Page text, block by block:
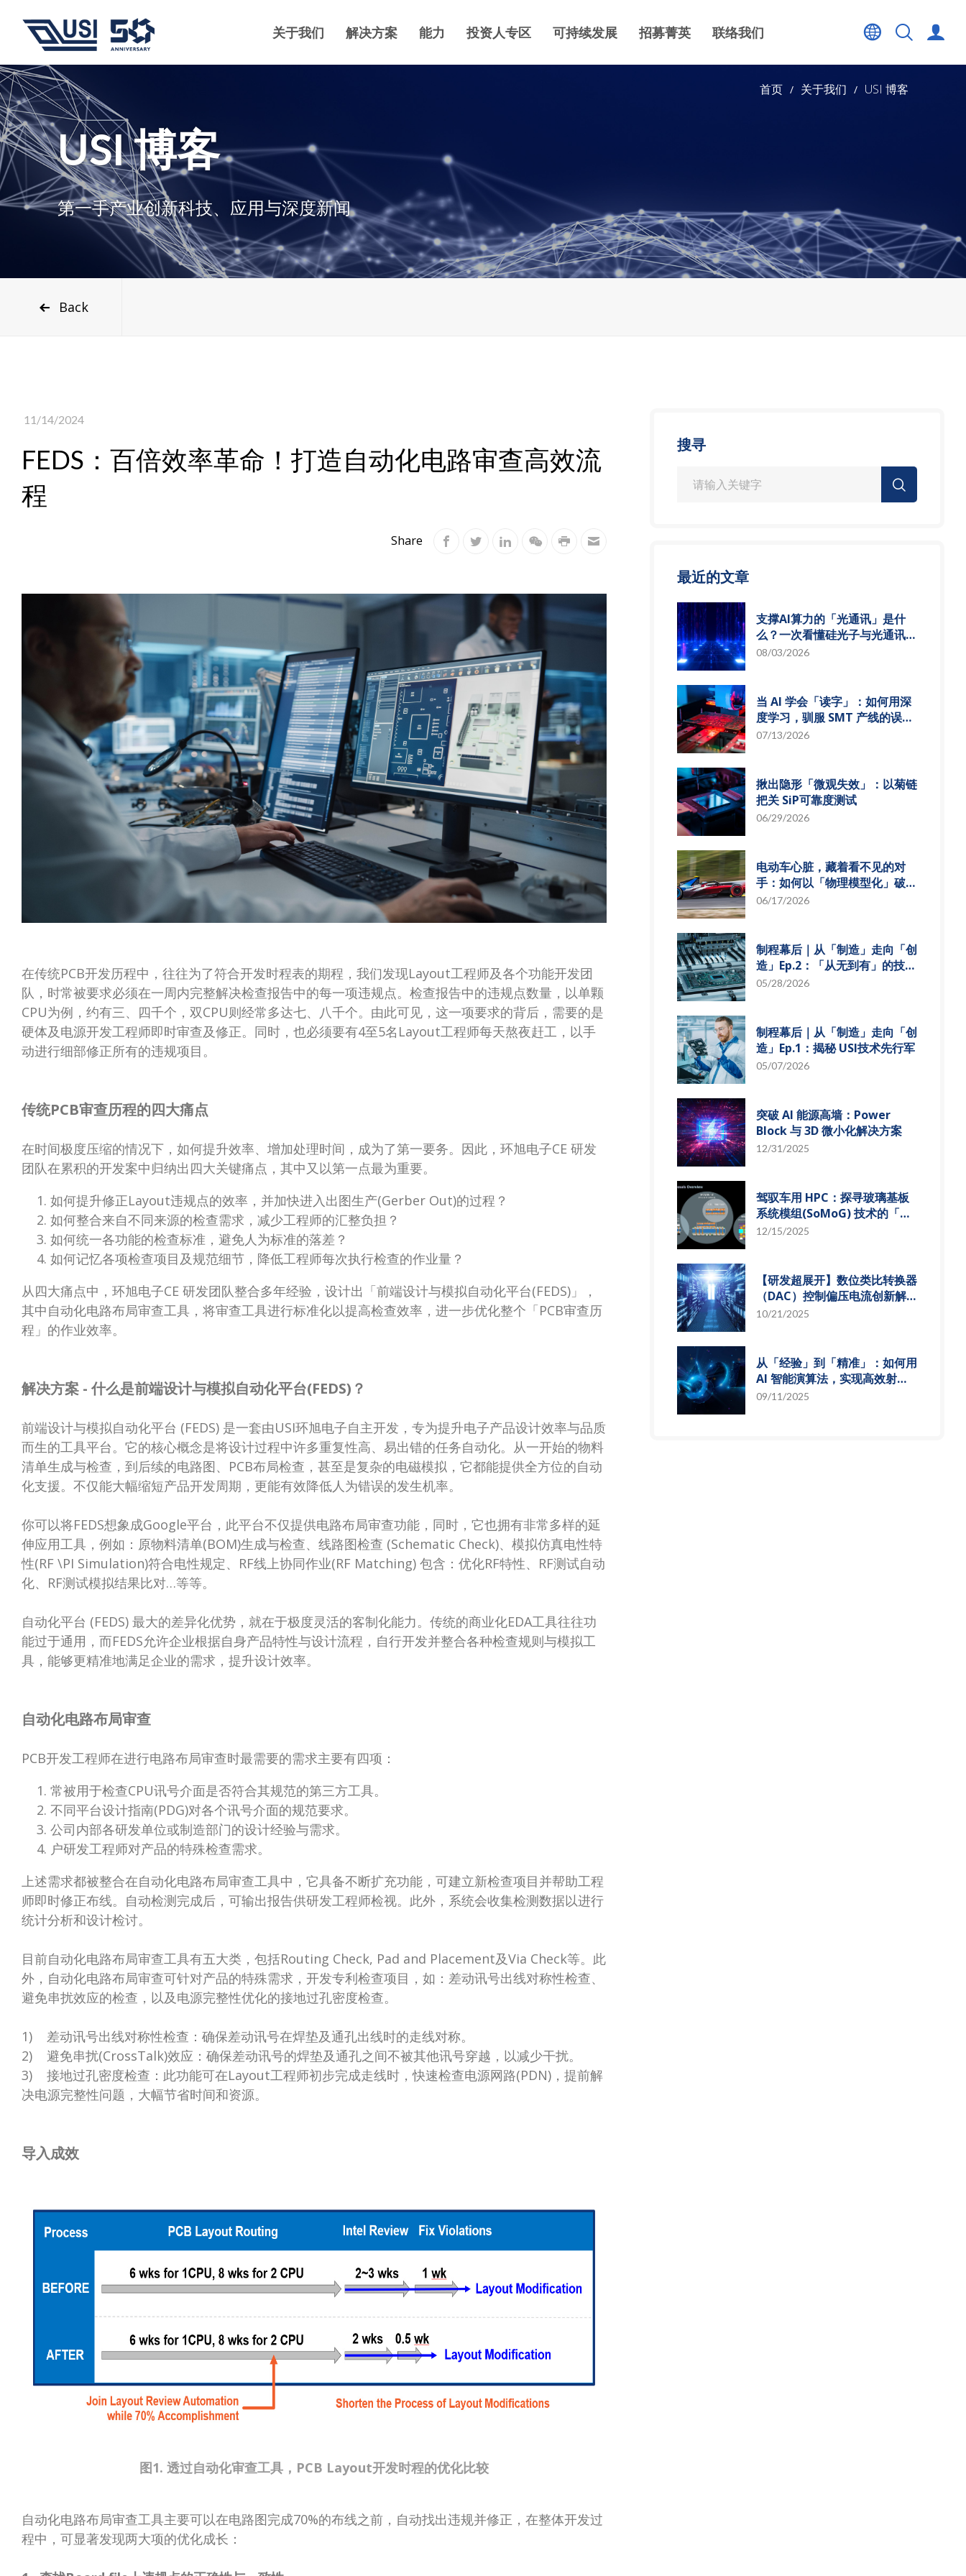
关于我们 解决方案 能力 投资人专区 可持续发展 招募菁英 联络我们
首页 关于我们 USI 博客
USI 博客
第一手产业创新科技、应用与深度新闻
Back
11/14/2024
FEDS：百倍效率革命！打造自动化电路审查高效流
程
Share
在传统PCB开发历程中，往往为了符合开发时程表的期程，我们发现Layout工程师及各个功能开发团
队，时常被要求必须在一周内完整解决检查报告中的每一项违规点。检查报告中的违规点数量，以单颗
CPU为例，约有三、四千个，双CPU则经常多达七、八千个。由此可见，这一项要求的背后，需要的是
硬体及电源开发工程师即时审查及修正。同时，也必须要有4至5名Layout工程师每天熬夜赶工，以手
动进行细部修正所有的违规项目。
传统PCB审查历程的四大痛点
在时间极度压缩的情况下，如何提升效率、增加处理时间，成为了第一要务。因此，环旭电子CE 研发
团队在累积的开发案中归纳出四大关键痛点，其中又以第一点最为重要。
如何提升修正Layout违规点的效率，并加快进入出图生产(Gerber Out)的过程？
如何整合来自不同来源的检查需求，减少工程师的汇整负担？
如何统一各功能的检查标准，避免人为标准的落差？
如何记忆各项检查项目及规范细节，降低工程师每次执行检查的作业量？
从四大痛点中，环旭电子CE 研发团队整合多年经验，设计出「前端设计与模拟自动化平台(FEDS)」，
其中自动化电路布局审查工具，将审查工具进行标准化以提高检查效率，进一步优化整个「PCB审查历
程」的作业效率。
解决方案 - 什么是前端设计与模拟自动化平台(FEDS)？
前端设计与模拟自动化平台 (FEDS) 是一套由USI环旭电子自主开发，专为提升电子产品设计效率与品质
而生的工具平台。它的核心概念是将设计过程中许多重复性高、易出错的任务自动化。从一开始的物料
清单生成与检查，到后续的电路图、PCB布局检查，甚至是复杂的电磁模拟，它都能提供全方位的自动
化支援。不仅能大幅缩短产品开发周期，更能有效降低人为错误的发生机率。
你可以将FEDS想象成Google平台，此平台不仅提供电路布局审查功能，同时，它也拥有非常多样的延
伸应用工具，例如：原物料清单(BOM)生成与检查、线路图检查 (Schematic Check)、模拟仿真电性特
性(RF \PI Simulation)符合电性规定、RF线上协同作业(RF Matching) 包含：优化RF特性、RF测试自动
化、RF测试模拟结果比对…等等。
自动化平台 (FEDS) 最大的差异化优势，就在于极度灵活的客制化能力。传统的商业化EDA工具往往功
能过于通用，而FEDS允许企业根据自身产品特性与设计流程，自行开发并整合各种检查规则与模拟工
具，能够更精准地满足企业的需求，提升设计效率。
自动化电路布局审查
PCB开发工程师在进行电路布局审查时最需要的需求主要有四项：
常被用于检查CPU讯号介面是否符合其规范的第三方工具。
不同平台设计指南(PDG)对各个讯号介面的规范要求。
公司内部各研发单位或制造部门的设计经验与需求。
户研发工程师对产品的特殊检查需求。
上述需求都被整合在自动化电路布局审查工具中，它具备不断扩充功能，可建立新检查项目并帮助工程
师即时修正布线。自动检测完成后，可输出报告供研发工程师检视。此外，系统会收集检测数据以进行
统计分析和设计检讨。
目前自动化电路布局审查工具有五大类，包括Routing Check, Pad and Placement及Via Check等。此
外，自动化电路布局审查可针对产品的特殊需求，开发专利检查项目，如：差动讯号出线对称性检查、
避免串扰效应的检查，以及电源完整性优化的接地过孔密度检查。
1) 差动讯号出线对称性检查：确保差动讯号在焊垫及通孔出线时的走线对称。
2) 避免串扰(CrossTalk)效应：确保差动讯号的焊垫及通孔之间不被其他讯号穿越，以减少干扰。
3) 接地过孔密度检查：此功能可在Layout工程师初步完成走线时，快速检查电源网路(PDN)，提前解
决电源完整性问题，大幅节省时间和资源。
导入成效
图1. 透过自动化审查工具，PCB Layout开发时程的优化比较
自动化电路布局审查工具主要可以在电路图完成70%的布线之前，自动找出违规并修正，在整体开发过
程中，可显著发现两大项的优化成长：
搜寻
最近的文章
支撑AI算力的「光通讯」是什
么？一次看懂硅光子与光通讯模
组发展趋势
08/03/2026
当 AI 学会「读字」：如何用深
度学习，驯服 SMT 产线的误报
风暴
07/13/2026
揪出隐形「微观失效」：以菊链
把关 SiP可靠度测试
06/29/2026
电动车心脏，藏着看不见的对
手：如何以「物理模型化」破解
损耗难题？
06/17/2026
制程幕后｜从「制造」走向「创
造」Ep.2：「从无到有」的技术
革新
05/28/2026
制程幕后｜从「制造」走向「创
造」Ep.1：揭秘 USI技术先行军
05/07/2026
突破 AI 能源高墙：Power
Block 与 3D 微小化解决方案
12/31/2025
驾驭车用 HPC：探寻玻璃基板
系统模组(SoMoG) 技术的「最
佳甜蜜点」
12/15/2025
【研发超展开】数位类比转换器
（DAC）控制偏压电流创新解
决方案，智慧电源的关键突破
10/21/2025
从「经验」到「精准」：如何用
AI 智能演算法，实现高效射频
预测模型
09/11/2025